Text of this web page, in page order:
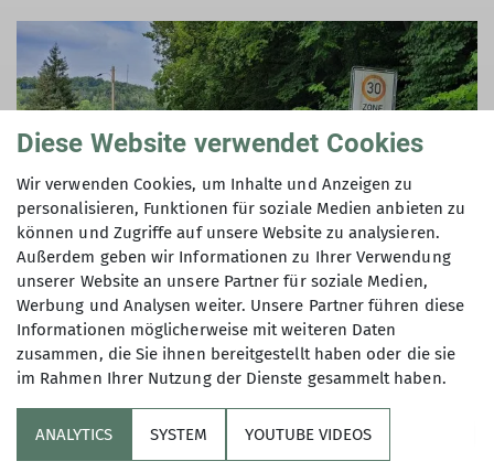
Sektion
Diese Website verwendet Cookies
Wir verwenden Cookies, um Inhalte und Anzeigen zu
personalisieren, Funktionen für soziale Medien anbieten zu
können und Zugriffe auf unsere Website zu analysieren.
Außerdem geben wir Informationen zu Ihrer Verwendung
unserer Website an unsere Partner für soziale Medien,
Werbung und Analysen weiter. Unsere Partner führen diese
Informationen möglicherweise mit weiteren Daten
zusammen, die Sie ihnen bereitgestellt haben oder die sie
im Rahmen Ihrer Nutzung der Dienste gesammelt haben.
ANALYTICS SYSTEM YOUTUBE VIDEOS